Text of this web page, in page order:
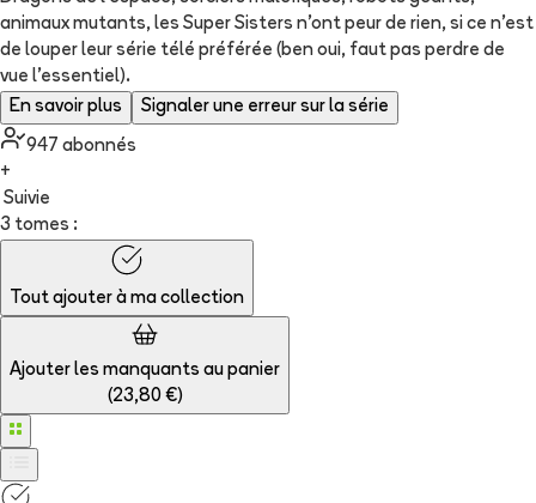
animaux mutants, les Super Sisters n'ont peur de rien, si ce n'est
de louper leur série télé préférée (ben oui, faut pas perdre de
vue l'essentiel).
En savoir plus
Signaler une erreur sur la série
947 abonnés
+
Suivie
3 tomes :
Tout ajouter à ma collection
Ajouter les manquants au panier
(23,80 €)